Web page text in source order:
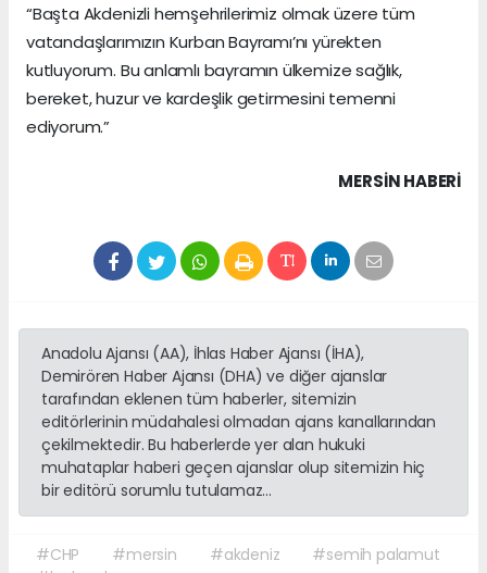
“Başta Akdenizli hemşehrilerimiz olmak üzere tüm
vatandaşlarımızın Kurban Bayramı’nı yürekten
kutluyorum. Bu anlamlı bayramın ülkemize sağlık,
bereket, huzur ve kardeşlik getirmesini temenni
ediyorum.”
MERSIN HABERİ
Anadolu Ajansı (AA), İhlas Haber Ajansı (İHA),
Demirören Haber Ajansı (DHA) ve diğer ajanslar
tarafından eklenen tüm haberler, sitemizin
editörlerinin müdahalesi olmadan ajans kanallarından
çekilmektedir. Bu haberlerde yer alan hukuki
muhataplar haberi geçen ajanslar olup sitemizin hiç
bir editörü sorumlu tutulamaz...
#CHP #mersin #akdeniz
#semih palamut